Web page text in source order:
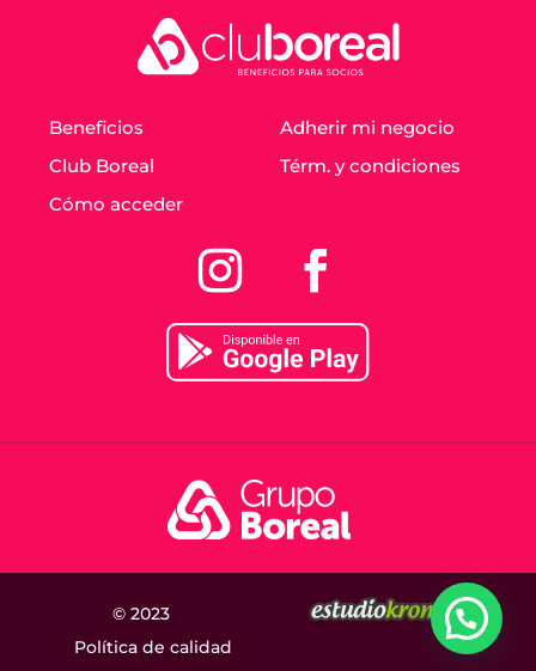
Beneficios
Club Boreal
Cómo acceder
Adherir mi negocio
Térm. y condiciones
© 2023
Política de calidad